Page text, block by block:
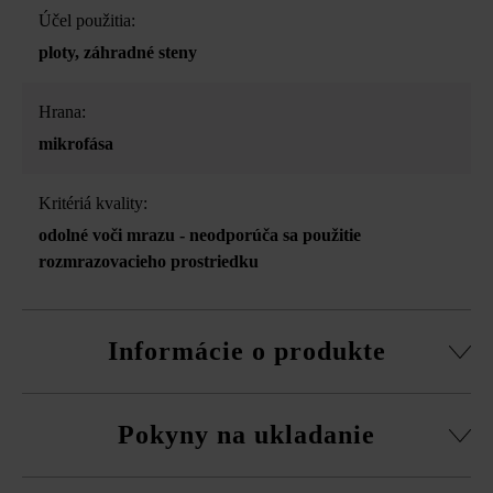
Účel použitia:
ploty, záhradné steny
Hrana:
mikrofása
Kritériá kvality:
odolné voči mrazu - neodporúča sa použitie
rozmrazovacieho prostriedku
Informácie o produkte
kamene, súpravy rohových kociek a vrchná doska.
Pokyny na ukladanie